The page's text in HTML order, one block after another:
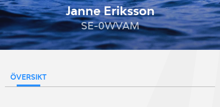
Janne Eriksson
SE-0WVAM
ÖVERSIKT